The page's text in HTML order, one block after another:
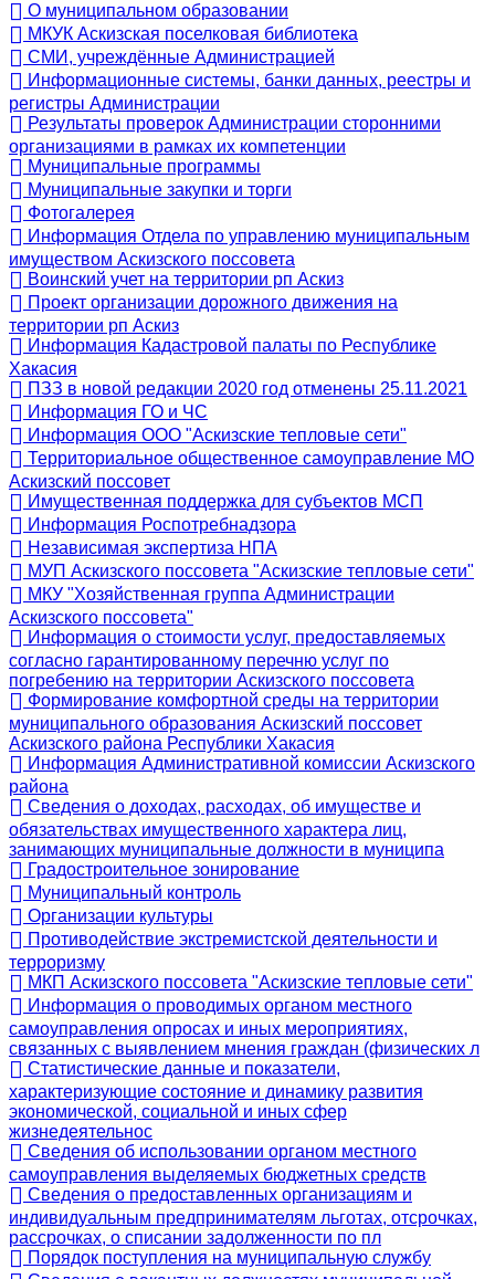
О муниципальном образовании
МКУК Аскизская поселковая библиотека
СМИ, учреждённые Администрацией
Информационные системы, банки данных, реестры и
регистры Администрации
Результаты проверок Администрации сторонними
организациями в рамках их компетенции
Муниципальные программы
Муниципальные закупки и торги
Фотогалерея
Информация Отдела по управлению муниципальным
имуществом Аскизского поссовета
Воинский учет на территории рп Аскиз
Проект организации дорожного движения на
территории рп Аскиз
Информация Кадастровой палаты по Республике
Хакасия
ПЗЗ в новой редакции 2020 год отменены 25.11.2021
Информация ГО и ЧС
Информация ООО "Аскизские тепловые сети"
Территориальное общественное самоуправление МО
Аскизский поссовет
Имущественная поддержка для субъектов МСП
Информация Роспотребнадзора
Независимая экспертиза НПА
МУП Аскизского поссовета "Аскизские тепловые сети"
МКУ "Хозяйственная группа Администрации
Аскизского поссовета"
Информация о стоимости услуг, предоставляемых
согласно гарантированному перечню услуг по
погребению на территории Аскизского поссовета
Формирование комфортной среды на территории
муниципального образования Аскизский поссовет
Аскизского района Республики Хакасия
Информация Административной комиссии Аскизского
района
Сведения о доходах, расходах, об имуществе и
обязательствах имущественного характера лиц,
занимающих муниципальные должности в муниципа
Градостроительное зонирование
Муниципальный контроль
Организации культуры
Противодействие экстремистской деятельности и
терроризму
МКП Аскизского поссовета "Аскизские тепловые сети"
Информация о проводимых органом местного
самоуправления опросах и иных мероприятиях,
связанных с выявлением мнения граждан (физических л
Статистические данные и показатели,
характеризующие состояние и динамику развития
экономической, социальной и иных сфер
жизнедеятельнос
Сведения об использовании органом местного
самоуправления выделяемых бюджетных средств
Сведения о предоставленных организациям и
индивидуальным предпринимателям льготах, отсрочках,
рассрочках, о списании задолженности по пл
Порядок поступления на муниципальную службу